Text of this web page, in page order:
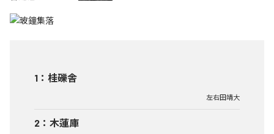
1 ： 桂礫舎
左右田靖大
2 ： 木蓮庫